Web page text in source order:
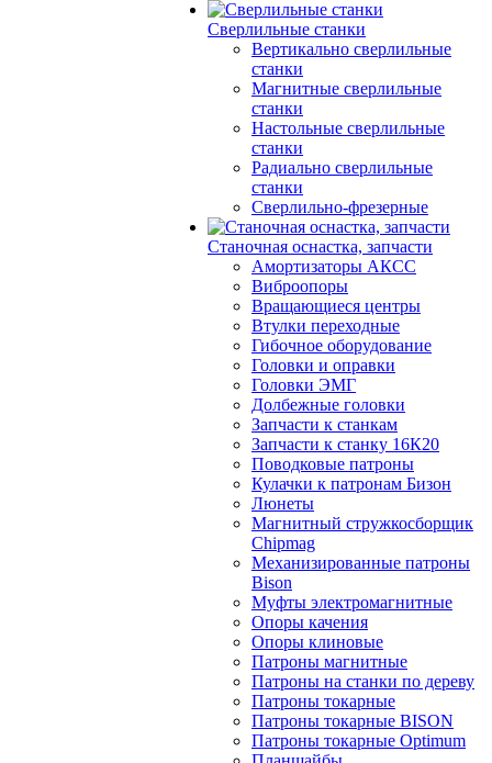
Сверлильные станки
Вертикально сверлильные
станки
Магнитные сверлильные
станки
Настольные сверлильные
станки
Радиально сверлильные
станки
Сверлильно-фрезерные
Станочная оснастка, запчасти
Амортизаторы АКСС
Виброопоры
Вращающиеся центры
Втулки переходные
Гибочное оборудование
Головки и оправки
Головки ЭМГ
Долбежные головки
Запчасти к станкам
Запчасти к станку 16К20
Поводковые патроны
Кулачки к патронам Бизон
Люнеты
Магнитный стружкосборщик
Chipmag
Механизированные патроны
Bison
Муфты электромагнитные
Опоры качения
Опоры клиновые
Патроны магнитные
Патроны на станки по дереву
Патроны токарные
Патроны токарные BISON
Патроны токарные Optimum